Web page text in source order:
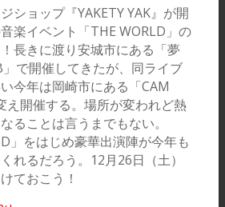
ショップ『YAKETY YAK』が開
楽イベント「THE WORLD」の
長きに渡り安城市にある「夢
で開催してきたが、同ライブ
今年は岡崎市にある「CAM
え開催する。場所が変われど熱
ることは言うまでもない。
」をはじめ豪華出演陣が今年も
れるだろう。12月26日（土）
ておこう！